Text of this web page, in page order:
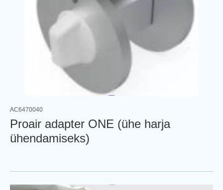
AC6470040
Proair adapter ONE (ühe harja
ühendamiseks)